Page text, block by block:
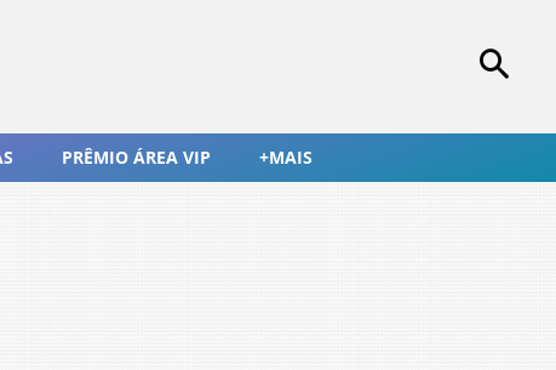
PRÊMIO ÁREA VIP +MAIS